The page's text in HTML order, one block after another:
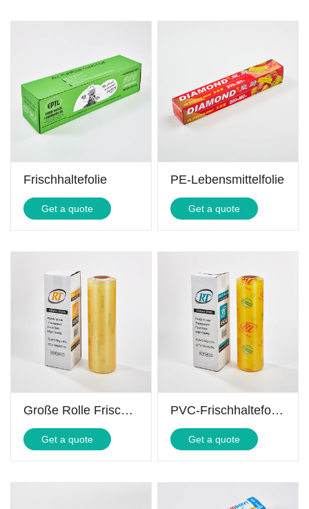
Frischhaltefolie
Get a quote
PE-Lebensmittelfolie
Get a quote
Große Rolle Frischhaltefolie
Get a quote
PVC-Frischhaltefolie, Jumborolle
Get a quote